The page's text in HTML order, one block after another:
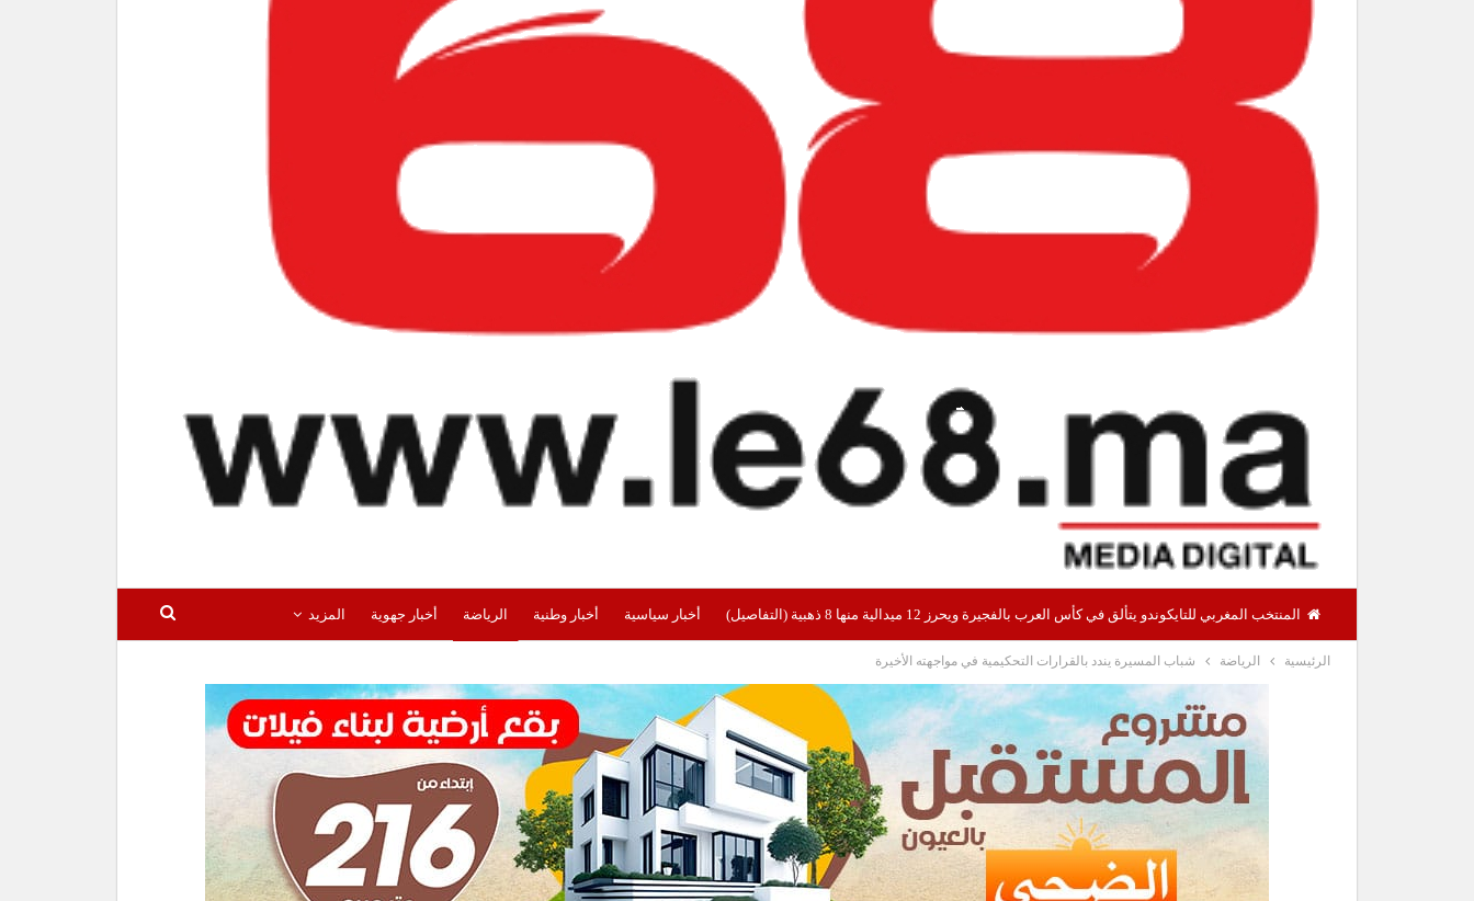
المنتخب المغربي للتايكوندو يتألق في كأس العرب بالفجيرة ويحرز 12 ميدالية منها 8 ذهبية (التفاصيل) أخبار سياسية أخبار وطنية الرياضة أخبار جهوية المزيد
الرئيسية الرياضة شباب المسيرة يندد بالقرارات التحكيمية في مواجهته الأخيرة